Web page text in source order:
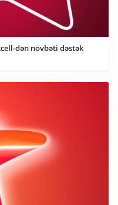
dən növbəti dəstək